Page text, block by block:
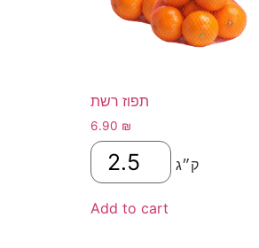
תפוז רשת
6.90 ₪
ק״ג
Add to cart